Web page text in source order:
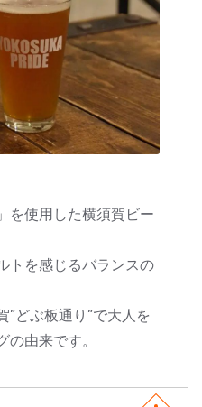
を使用した横須賀ビー
トを感じるバランスの
どぶ板通り”で大人を
由来です。